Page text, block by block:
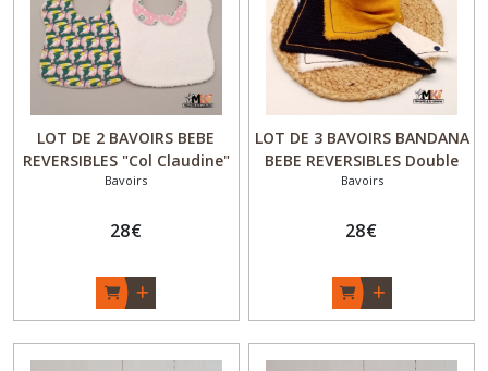
LOT DE 2 BAVOIRS BEBE
REVERSIBLES "Col Claudine"
- Naissance Fille - Rose
in France
Bavoirs
28€
LOT DE 3 BAVOIRS BANDANA
BEBE REVERSIBLES Double
gaze- Fille / Garçon - Jaune
Made in France
Bavoirs
28€